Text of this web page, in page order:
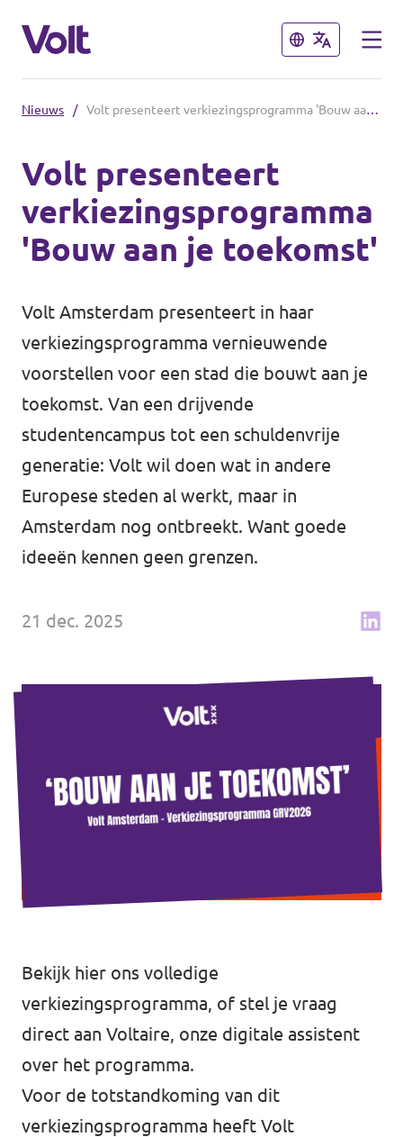
Sluiten
Nederlands
Volt Noord-Holland
↗️ Overzicht alle Nederlandse afdelingen
Sluiten
Standpunten
Over Volt
Mensen
Nieuws
Agenda
Verkiezingsprogramma
Wat we doen
Merch store
Doe mee
Vacatures
Nieuws / Volt presenteert verkiezingsprogramma 'Bouw aan je toekomst'
Volt presenteert
verkiezingsprogramma
'Bouw aan je toekomst'
Volt Amsterdam presenteert in haar
verkiezingsprogramma vernieuwende
voorstellen voor een stad die bouwt aan je
toekomst. Van een drijvende
studentencampus tot een schuldenvrije
generatie: Volt wil doen wat in andere
Europese steden al werkt, maar in
Amsterdam nog ontbreekt. Want goede
ideeën kennen geen grenzen.
21 dec. 2025
Bekijk hier ons volledige
verkiezingsprogramma, of stel je vraag
direct aan Voltaire, onze digitale assistent
over het programma.
Voor de totstandkoming van dit
verkiezingsprogramma heeft Volt